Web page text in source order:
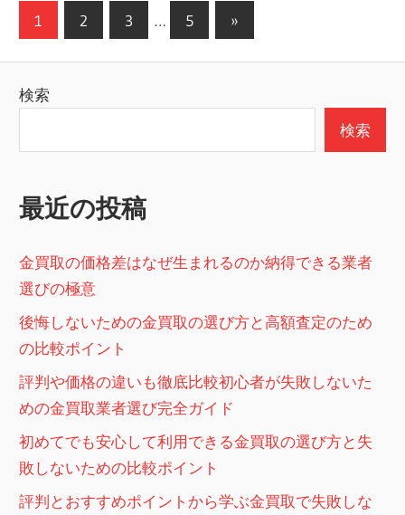
投
の
ー
ジ
送
り
1 2 3 … 5
次
の
»
検索
検索
最近の投稿
金買取の価格差はなぜ生まれるのか納得できる業者
選びの極意
後悔しないための金買取の選び方と高額査定のため
の比較ポイント
評判や価格の違いも徹底比較初心者が失敗しないた
めの金買取業者選び完全ガイド
初めてでも安心して利用できる金買取の選び方と失
敗しないための比較ポイント
評判とおすすめポイントから学ぶ金買取で失敗しな